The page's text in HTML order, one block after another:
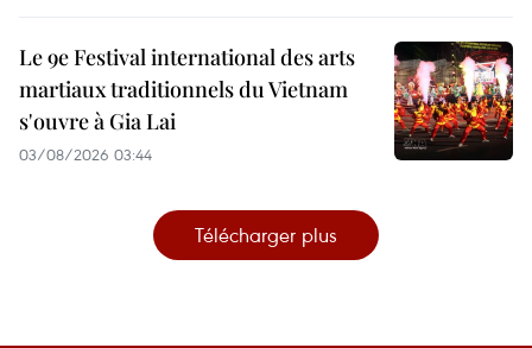
Le 9e Festival international des arts
martiaux traditionnels du Vietnam
s'ouvre à Gia Lai
03/08/2026 03:44
Télécharger plus